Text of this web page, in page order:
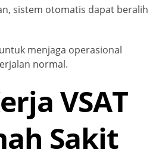
sistem otomatis dapat beralih
menjaga operasional
normal.
VSAT
Sakit